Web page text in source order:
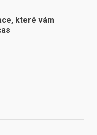
které vám